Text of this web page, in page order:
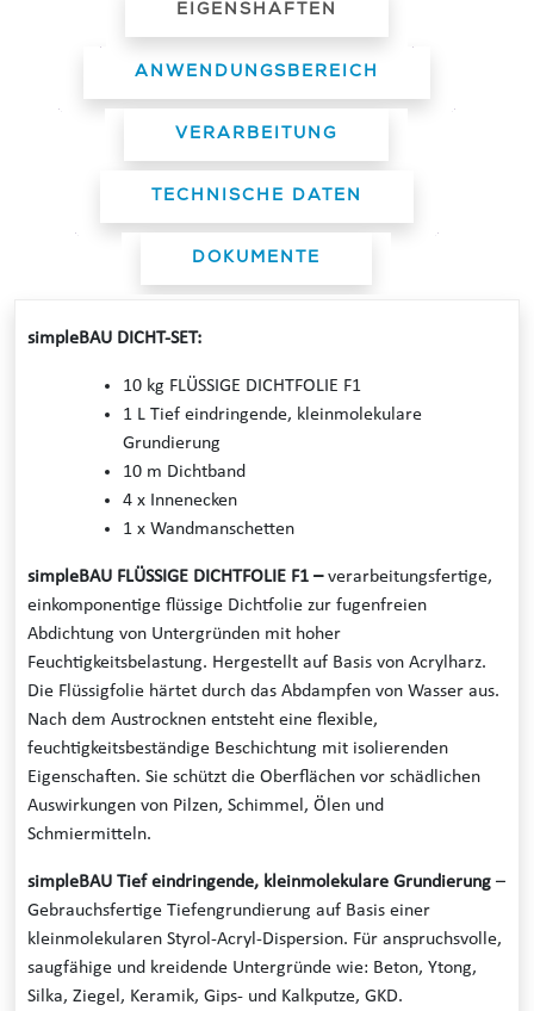
EIGENSHAFTEN
ANWENDUNGSBEREICH
VERARBEITUNG
TECHNISCHE DATEN
DOKUMENTE
simpleBAU DICHT-SET:
10 kg FLÜSSIGE DICHTFOLIE F1
1 L Tief eindringende, kleinmolekulare
Grundierung
10 m Dichtband
4 x Innenecken
1 x Wandmanschetten
simpleBAU FLÜSSIGE DICHTFOLIE F1 –verarbeitungsfertige,
einkomponentige flüssige Dichtfolie zur fugenfreien
Abdichtung von Untergründen mit hoher
Feuchtigkeitsbelastung. Hergestellt auf Basis von Acrylharz.
Die Flüssigfolie härtet durch das Abdampfen von Wasser aus.
Nach dem Austrocknen entsteht eine flexible,
feuchtigkeitsbeständige Beschichtung mit isolierenden
Eigenschaften. Sie schützt die Oberflächen vor schädlichen
Auswirkungen von Pilzen, Schimmel, Ölen und
Schmiermitteln.
simpleBAU Tief eindringende, kleinmolekulare Grundierung –
Gebrauchsfertige Tiefengrundierung auf Basis einer
kleinmolekularen Styrol-Acryl-Dispersion. Für anspruchsvolle,
saugfähige und kreidende Untergründe wie: Beton, Ytong,
Silka, Ziegel, Keramik, Gips- und Kalkputze, GKD.